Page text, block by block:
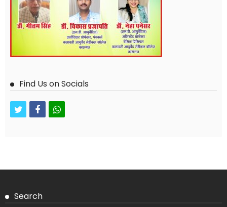
Find Us on Socials
twitterfacebookwhatsapp
Search